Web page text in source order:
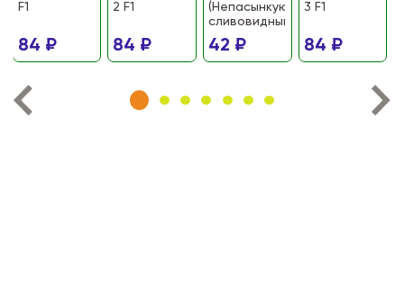
F1
84 ₽
2 F1
84 ₽
(Непасынкующийся
сливовидный)
42 ₽
3 F1
84 ₽